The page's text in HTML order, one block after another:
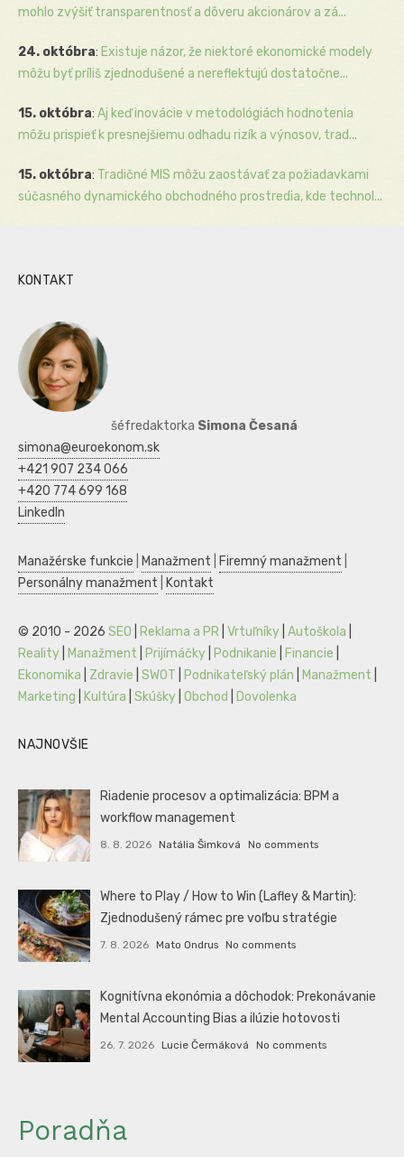
mohlo zvýšiť transparentnosť a dôveru akcionárov a zá...
24. októbra: Existuje názor, že niektoré ekonomické modely
môžu byť príliš zjednodušené a nereflektujú dostatočne...
15. októbra: Aj keď inovácie v metodológiách hodnotenia
môžu prispieť k presnejšiemu odhadu rizík a výnosov, trad...
15. októbra: Tradičné MIS môžu zaostávať za požiadavkami
súčasného dynamického obchodného prostredia, kde technol...
KONTAKT
šéfredaktorka Simona Česaná
simona@euroekonom.sk
+421 907 234 066
+420 774 699 168
LinkedIn
Manažérske funkcie Manažment Firemný manažment
Personálny manažment
Kontakt
© 2010 - 2026 SEO Reklama a PR Vrtuľníky Autoškola
Reality
Manažment Prijímáčky Podnikanie Financie
Ekonomika
Zdravie SWOT Podnikateľský plán Manažment
Marketing
Kultúra Skúšky Obchod Dovolenka
NAJNOVŠIE
Riadenie procesov a optimalizácia: BPM a
workflow management
8. 8. 2026 Natália Šimková No comments
Where to Play / How to Win (Lafley & Martin):
Zjednodušený rámec pre voľbu stratégie
7. 8. 2026 Mato Ondrus No comments
Kognitívna ekonómia a dôchodok: Prekonávanie
Mental Accounting Bias a ilúzie hotovosti
26. 7. 2026 Lucie Čermáková No comments
Poradňa